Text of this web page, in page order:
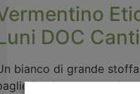
DOC
bianco di grande
intenso con